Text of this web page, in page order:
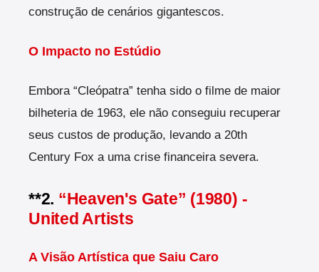
construção de cenários gigantescos.
O Impacto no Estúdio
Embora “Cleópatra” tenha sido o filme de maior
bilheteria de 1963, ele não conseguiu recuperar
seus custos de produção, levando a 20th
Century Fox a uma crise financeira severa.
**2. “Heaven's Gate” (1980) -
United Artists
A Visão Artística que Saiu Caro